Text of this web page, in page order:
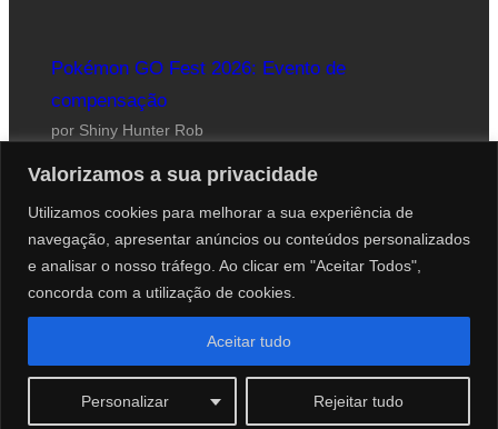
Valorizamos a sua privacidade
Utilizamos cookies para melhorar a sua experiência de
navegação, apresentar anúncios ou conteúdos personalizados
e analisar o nosso tráfego. Ao clicar em "Aceitar Todos",
concorda com a utilização de cookies.
Personalizar Rejeitar tudo
Aceitar tudo
Pokémon GO Fest 2026: Evento de
compensação
por Shiny Hunter Rob
Website desenhado por Roberto Coutinho
© 2012-2026 PokéCenter Blog